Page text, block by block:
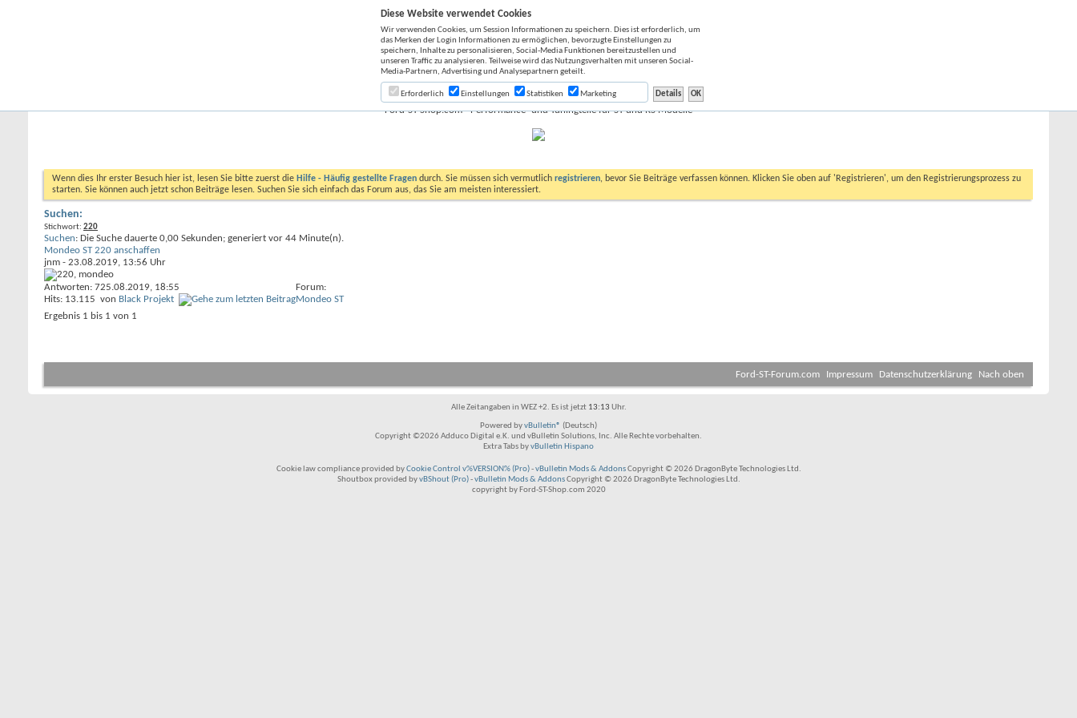
Ford-ST-Shop.com - Performance- und Tuningteile für ST und RS Modelle
Wenn dies Ihr erster Besuch hier ist, lesen Sie bitte zuerst die Hilfe - Häufig gestellte Fragen durch. Sie müssen sich vermutlich registrieren, bevor Sie Beiträge verfassen können. Klicken Sie oben auf 'Registrieren', um den Registrierungsprozess zu
starten. Sie können auch jetzt schon Beiträge lesen. Suchen Sie sich einfach das Forum aus, das Sie am meisten interessiert.
Suchen:
Stichwort: 220
Suchen: Die Suche dauerte 0,00 Sekunden; generiert vor 44 Minute(n).
Mondeo ST 220 anschaffen
jnm - 23.08.2019, 13:56 Uhr
Antworten: 7
Hits: 13.115
25.08.2019, 18:55
von Black Projekt
Forum:
Mondeo ST
Ergebnis 1 bis 1 von 1
Diese Website verwendet Cookies
Wir verwenden Cookies, um Session Informationen zu speichern. Dies ist erforderlich, um
das Merken der Login Informationen zu ermöglichen, bevorzugte Einstellungen zu
speichern, Inhalte zu personalisieren, Social-Media Funktionen bereitzustellen und
unseren Traffic zu analysieren. Teilweise wird das Nutzungsverhalten mit unseren Social-
Media-Partnern, Advertising und Analysepartnern geteilt.
Erforderlich Einstellungen Statistiken Marketing
Ford-ST-Forum.com Impressum Datenschutzerklärung Nach oben
Alle Zeitangaben in WEZ +2. Es ist jetzt 13:13 Uhr.
Powered byvBulletin® (Deutsch)
Copyright ©2026 Adduco Digital e.K. und vBulletin Solutions, Inc. Alle Rechte vorbehalten.
Extra Tabs byvBulletin Hispano
Cookie law compliance provided byCookie Control v%VERSION% (Pro)-vBulletin Mods & AddonsCopyright © 2026 DragonByte Technologies Ltd.
Shoutbox provided byvBShout (Pro)-vBulletin Mods & AddonsCopyright © 2026 DragonByte Technologies Ltd.
copyright by Ford-ST-Shop.com 2020